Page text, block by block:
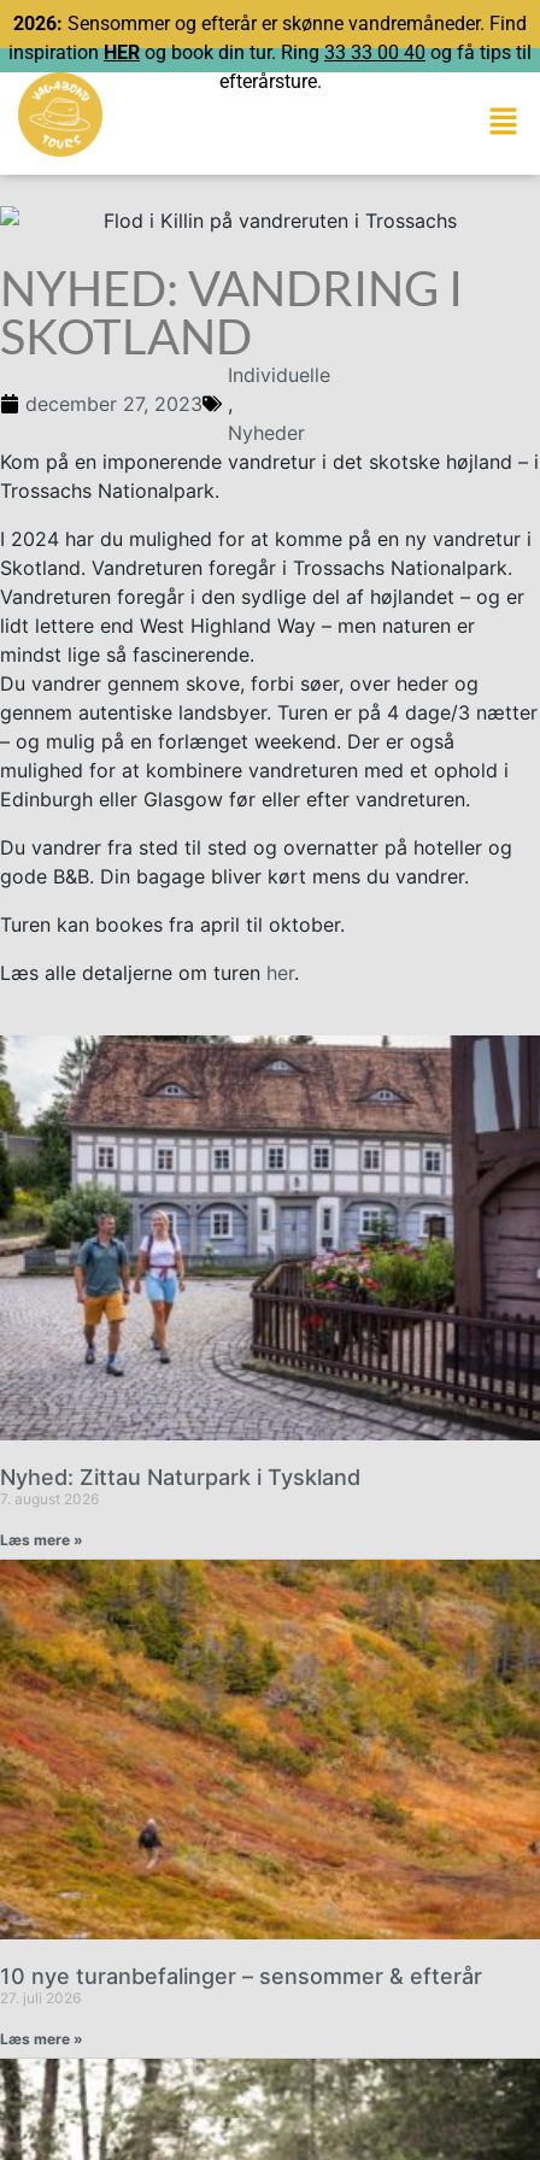
2026: Sensommer og efterår er skønne vandremåneder. Find
inspiration HERog book din tur. Ring33 33 00 40 og få tips til
efterårsture.
NYHED: VANDRING I
SKOTLAND
december 27, 2023
Individuelle
,
Nyheder
Kom på en imponerende vandretur i det skotske højland – i
Trossachs Nationalpark.
I 2024 har du mulighed for at komme på en ny vandretur i
Skotland. Vandreturen foregår i Trossachs Nationalpark.
Vandreturen foregår i den sydlige del af højlandet – og er
lidt lettere end West Highland Way – men naturen er
mindst lige så fascinerende.
Du vandrer gennem skove, forbi søer, over heder og
gennem autentiske landsbyer. Turen er på 4 dage/3 nætter
– og mulig på en forlænget weekend. Der er også
mulighed for at kombinere vandreturen med et ophold i
Edinburgh eller Glasgow før eller efter vandreturen.
Du vandrer fra sted til sted og overnatter på hoteller og
gode B&B. Din bagage bliver kørt mens du vandrer.
Turen kan bookes fra april til oktober.
Læs alle detaljerne om turen her.
Nyhed: Zittau Naturpark i Tyskland
7. august 2026
Læs mere »
10 nye turanbefalinger – sensommer & efterår
27. juli 2026
Læs mere »